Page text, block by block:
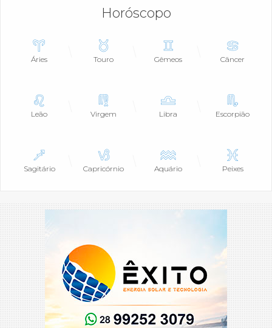
Horóscopo
Áries Touro Gêmeos Câncer
Leão Virgem Libra Escorpião
Sagitário Capricórnio Aquário Peixes